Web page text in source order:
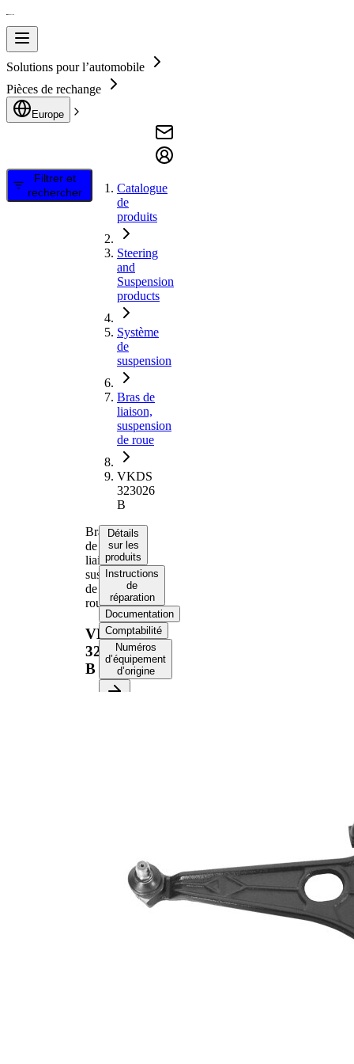
Solutions pour l’automobile
Pièces de rechange
Europe
Filtrer et
rechercher
Catalogue
de
produits
Steering
and
Suspension
products
Système
de
suspension
Bras de
liaison,
suspension
de roue
VKDS
323026
B
Bras
de
liaison,
suspension
de
roue
VKDS
323026
B
Détails
sur les
produits
Instructions
de
réparation
Documentation
Comptabilité
Numéros
d’équipement
d’origine
Info complémentaire
suspension
Forme de bras
Bras
triangulaire